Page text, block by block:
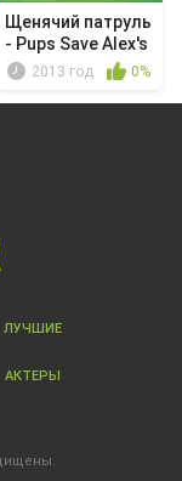
Щенячий патруль
- Pups Save Alex's
Fe...2013 год 0%
ЛУЧШИЕ
АКТЕРЫ